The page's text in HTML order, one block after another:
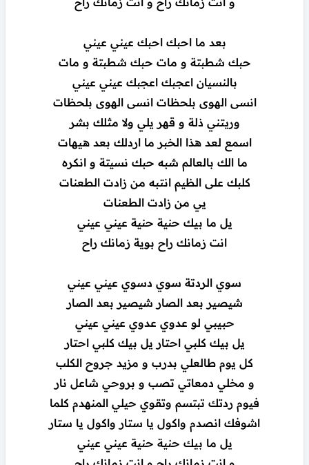
بعد ما احبك احبك عيني عيني
حبك شطبتة و مات حبك شطبتة و مات
بالنسيان اعجبك اعجبك عيني عيني
انسى الهوى بلحظات انسى الهوى بلحظات
وريتني ذلة و قهر يلي ولا مثلك بشر
اسمع لعد هذا الخبر ما اردلك بعد هيهات
ما الك بالعالم شبه حبك نسيتة و انكره
كلبك على الظيم انتبه من زادت الطعنات
يي من زادت الطعنات
يل ما بيك حنية حنية عيني عيني
انت زمانك راح بوية زمانك راح
سوي الردتة سوي دسوي عيني عيني
شيصير بعد الصار شيصير بعد الصار
حبيبي لو عدوي عدوي عيني عيني
يل بيك كلبي احتار يل بيك كلبي احتار
كل يوم طالعلي بدرب و مزيد جروح الكلب
و مخلي دمعاتي تصب و بروحي شاعل نار
فيوم ردتك تبتسم وتقوي حيلي المنهدم كلما
اشوفك انصدم واكول يا ستار واكول يا ستار
يل ما بيك حنية حنية عيني عيني